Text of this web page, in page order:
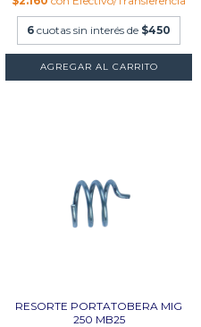
6 cuotas sin interés de $450
RESORTE PORTATOBERA MIG
250 MB25